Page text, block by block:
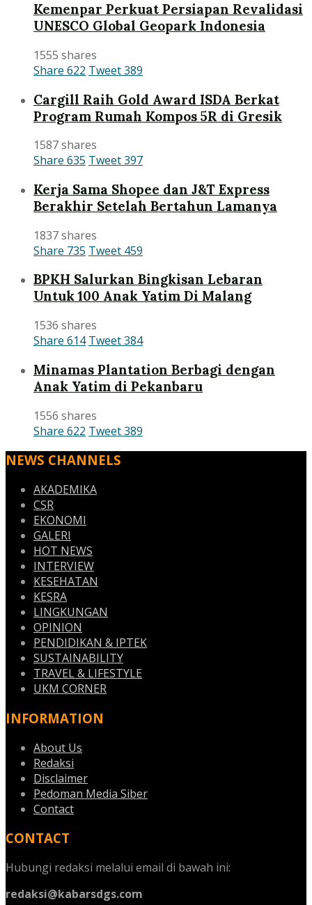
Kemenpar Perkuat Persiapan Revalidasi
UNESCO Global Geopark Indonesia
1555 shares
Share 622 Tweet389
Cargill Raih Gold Award ISDA Berkat
Program Rumah Kompos 5R di Gresik
1587 shares
Share 635 Tweet397
Kerja Sama Shopee dan J&T Express
Berakhir Setelah Bertahun Lamanya
1837 shares
Share 735 Tweet 459
BPKH Salurkan Bingkisan Lebaran
Untuk 100 Anak Yatim Di Malang
1536 shares
Share 614 Tweet384
Minamas Plantation Berbagi dengan
Anak Yatim di Pekanbaru
1556 shares
Share 622 Tweet389
NEWS CHANNELS
AKADEMIKA
CSR
EKONOMI
GALERI
HOT NEWS
INTERVIEW
KESEHATAN
KESRA
LINGKUNGAN
OPINION
PENDIDIKAN & IPTEK
SUSTAINABILITY
TRAVEL & LIFESTYLE
UKM CORNER
INFORMATION
About Us
Redaksi
Disclaimer
Pedoman Media Siber
Contact
CONTACT
Hubungi redaksi melalui email di bawah ini:
redaksi@kabarsdgs.com